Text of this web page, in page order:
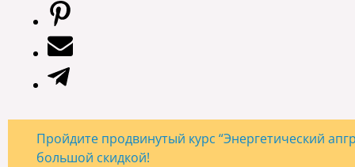
Пройдите продвинутый курс “Энергетический
большой скидкой!